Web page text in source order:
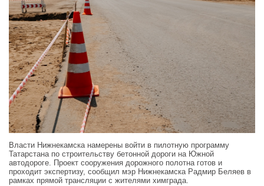
Власти Нижнекамска намерены войти в пилотную программу
Татарстана по строительству бетонной дороги на Южной
автодороге. Проект сооружения дорожного полотна готов и
проходит экспертизу, сообщил мэр Нижнекамска Радмир Беляев в
рамках прямой трансляции с жителями химграда.